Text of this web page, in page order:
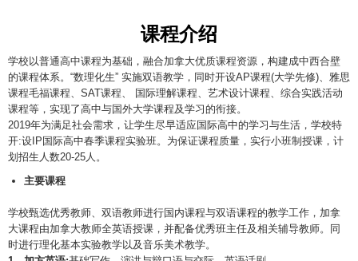
课程介绍
学校以普通高中课程为基础，融合加拿大优质课程资源，构建成中西合壁
的课程体系。“数理化生” 实施双语教学，同时开设AP课程(大学先修)、雅思
课程毛福课程、SAT课程、 国际理解课程、艺术设计课程、综合实践活动
课程等，实现了高中与国外大学课程及学习的衔接。
2019年为满足社会需求，让学生尽早适应国际高中的学习与生活，学校特
开:设IP国际高中春季课程实验班。为保证课程质量，实行小班制授课，计
划招生人数20-25人。
主要课程
学校甄选优秀教师、双语教师进行国内课程与双语课程的教学工作，加拿
大课程由加拿大教师全英语授课，并配备优秀班主任及相关辅导教师。同
时进行理化基本实验教学以及音乐美术教学。